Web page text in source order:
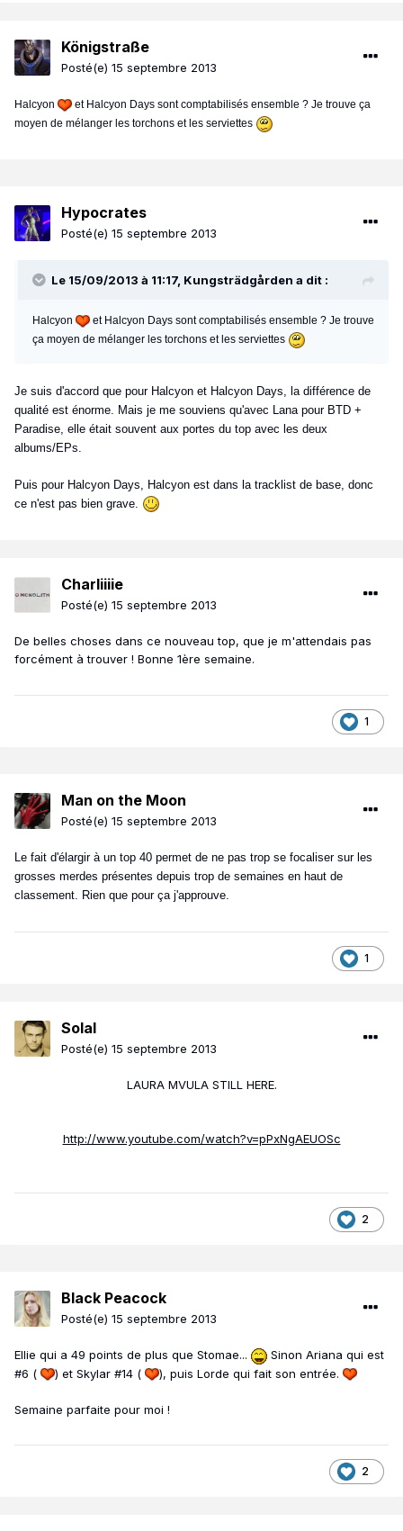
Königstraße
Posté(e) 15 septembre 2013
Halcyon
et Halcyon Days sont comptabilisés ensemble ? Je trouve ça
moyen de mélanger les torchons et les serviettes
Hypocrates
Posté(e) 15 septembre 2013
Le 15/09/2013 à 11:17, Kungsträdgården a dit :
Halcyon
et Halcyon Days sont comptabilisés ensemble ? Je trouve
ça moyen de mélanger les torchons et les serviettes
Je suis d'accord que pour Halcyon et Halcyon Days, la différence de
qualité est énorme. Mais je me souviens qu'avec Lana pour BTD +
Paradise, elle était souvent aux portes du top avec les deux
albums/EPs.
Puis pour Halcyon Days, Halcyon est dans la tracklist de base, donc
ce n'est pas bien grave.
Charliiiie
Posté(e) 15 septembre 2013
De belles choses dans ce nouveau top, que je m'attendais pas
forcément à trouver ! Bonne 1ère semaine.
1
Man on the Moon
Posté(e) 15 septembre 2013
Le fait d'élargir à un top 40 permet de ne pas trop se focaliser sur les
grosses merdes présentes depuis trop de semaines en haut de
classement. Rien que pour ça j'approuve.
1
Solal
Posté(e) 15 septembre 2013
LAURA MVULA STILL HERE.
http://www.youtube.com/watch?v=pPxNgAEUOSc
2
Black Peacock
Posté(e) 15 septembre 2013
Ellie qui a 49 points de plus que Stomae...
Sinon Ariana qui est
#6 (
) et Skylar #14 ( ), puis Lorde qui fait son entrée.
Semaine parfaite pour moi !
2